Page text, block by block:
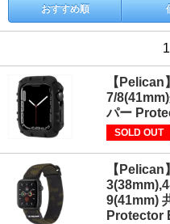
おすすめ順
【
7/
パー
SOLD OUT
【
9(41mm)
Protector